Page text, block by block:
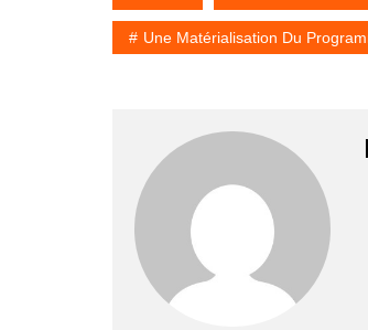
Une Matérialisation Du